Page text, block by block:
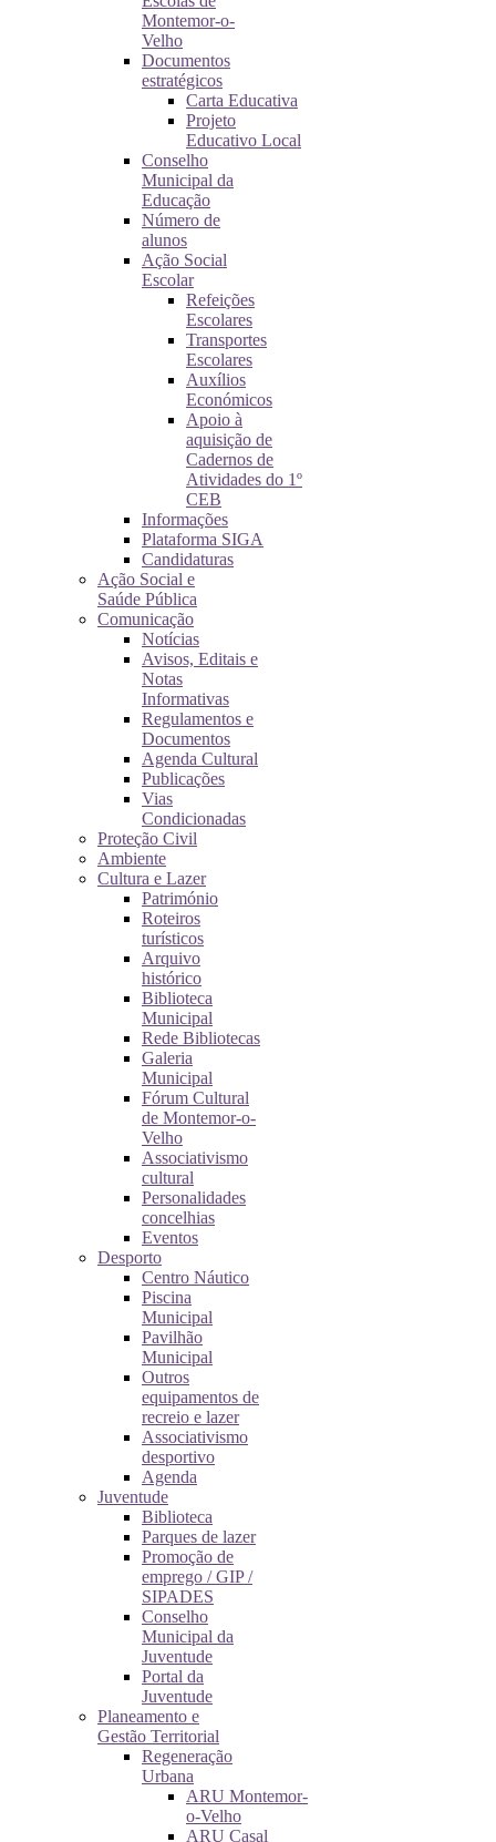
Montemor-o-
Velho
Documentos
estratégicos
Carta Educativa
Projeto
Educativo Local
Conselho
Municipal da
Educação
Número de
alunos
Ação Social
Escolar
Refeições
Escolares
Transportes
Escolares
Auxílios
Económicos
Apoio à
aquisição de
Cadernos de
Atividades do 1º
CEB
Informações
Plataforma SIGA
Candidaturas
Ação Social e
Saúde Pública
Comunicação
Notícias
Avisos, Editais e
Notas
Informativas
Regulamentos e
Documentos
Agenda Cultural
Publicações
Vias
Condicionadas
Proteção Civil
Ambiente
Cultura e Lazer
Património
Roteiros
turísticos
Arquivo
histórico
Biblioteca
Municipal
Rede Bibliotecas
Galeria
Municipal
Fórum Cultural
de Montemor-o-
Velho
Associativismo
cultural
Personalidades
concelhias
Eventos
Desporto
Centro Náutico
Piscina
Municipal
Pavilhão
Municipal
Outros
equipamentos de
recreio e lazer
Associativismo
desportivo
Agenda
Juventude
Biblioteca
Parques de lazer
Promoção de
emprego / GIP /
SIPADES
Conselho
Municipal da
Juventude
Portal da
Juventude
Planeamento e
Gestão Territorial
Regeneração
Urbana
ARU Montemor-
o-Velho
ARU Casal